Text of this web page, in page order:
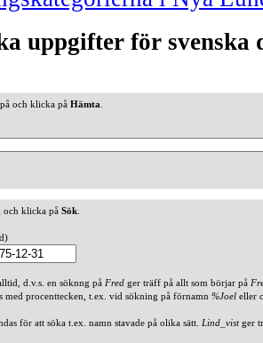
uppgifter för svenska
och klicka på Hämta
och klicka på Sök
d.v.s. en söknng på Fred ger träff på allt som börjar på
med procenttecken, t.ex. vid sökning på förnamn %Joel eller
för att söka t.ex. namn stavade på olika sätt. Lind_vistger